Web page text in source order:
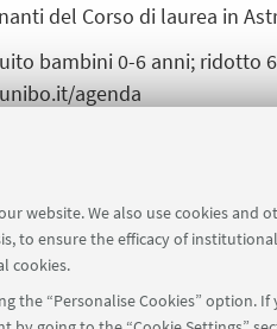
website. We also use cookies
to ensure the efficacy of
cookies.
“Personalise Cookies” option.
del Corso di laurea in
bambini 0-6 anni;
agenda
[ .pdf 861Kb ]